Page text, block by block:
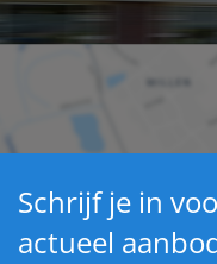
Schrijf je in
actueel